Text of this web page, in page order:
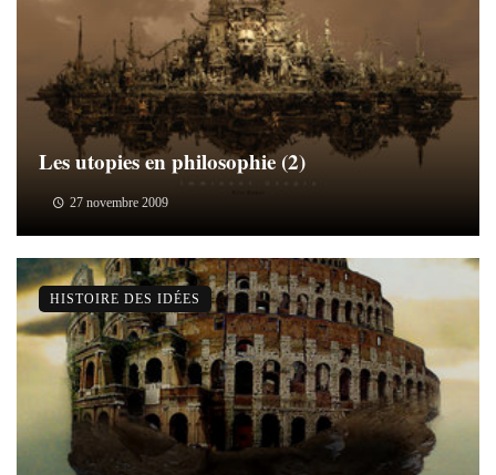
Les utopies en philosophie (2)
27 novembre 2009
HISTOIRE DES IDÉES